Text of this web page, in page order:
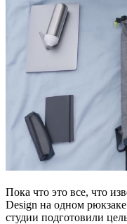
Пока что это все, что
Design на одном
студии подготовили